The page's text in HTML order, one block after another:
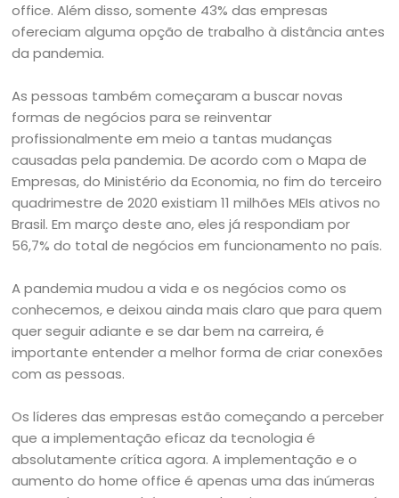
office. Além disso, somente 43% das empresas
ofereciam alguma opção de trabalho à distância antes
da pandemia.
As pessoas também começaram a buscar novas
formas de negócios para se reinventar
profissionalmente em meio a tantas mudanças
causadas pela pandemia. De acordo com o Mapa de
Empresas, do Ministério da Economia, no fim do terceiro
quadrimestre de 2020 existiam 11 milhões MEIs ativos no
Brasil. Em março deste ano, eles já respondiam por
56,7% do total de negócios em funcionamento no país.
A pandemia mudou a vida e os negócios como os
conhecemos, e deixou ainda mais claro que para quem
quer seguir adiante e se dar bem na carreira, é
importante entender a melhor forma de criar conexões
com as pessoas.
Os líderes das empresas estão começando a perceber
que a implementação eficaz da tecnologia é
absolutamente crítica agora. A implementação e o
aumento do home office é apenas uma das inúmeras